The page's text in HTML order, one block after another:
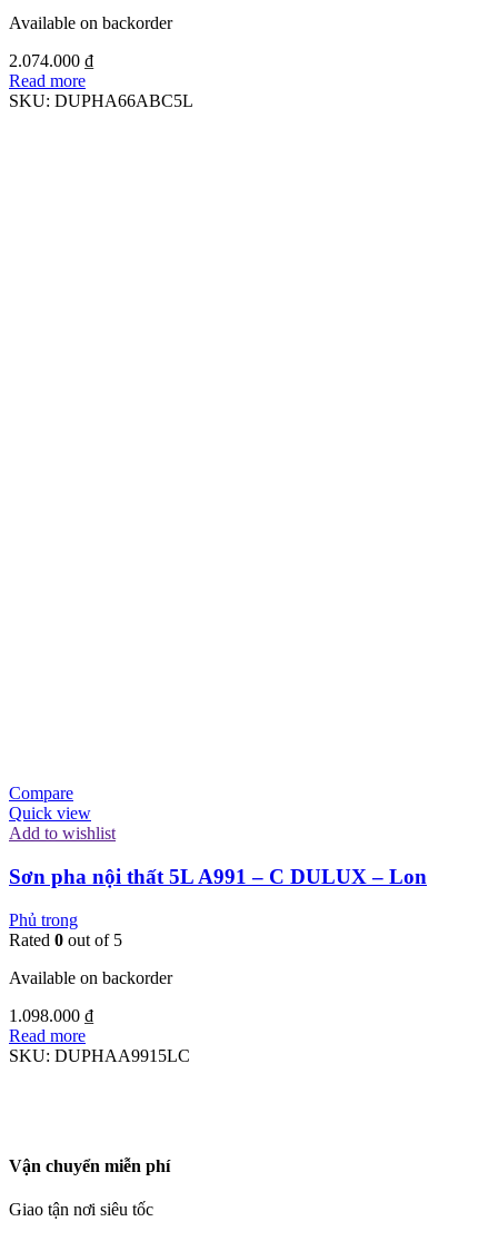
Available on backorder
2.074.000 ₫
Read more
SKU: DUPHA66ABC5L
Compare
Quick view
Add to wishlist
Sơn pha nội thất 5L A991 – C DULUX – Lon
Phủ trong
Rated 0 out of 5
Available on backorder
1.098.000 ₫
Read more
SKU: DUPHAA9915LC
Vận chuyển miễn phí
Giao tận nơi siêu tốc